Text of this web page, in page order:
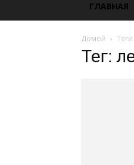
ГЛАВНАЯ
Домой Теги
Тег: